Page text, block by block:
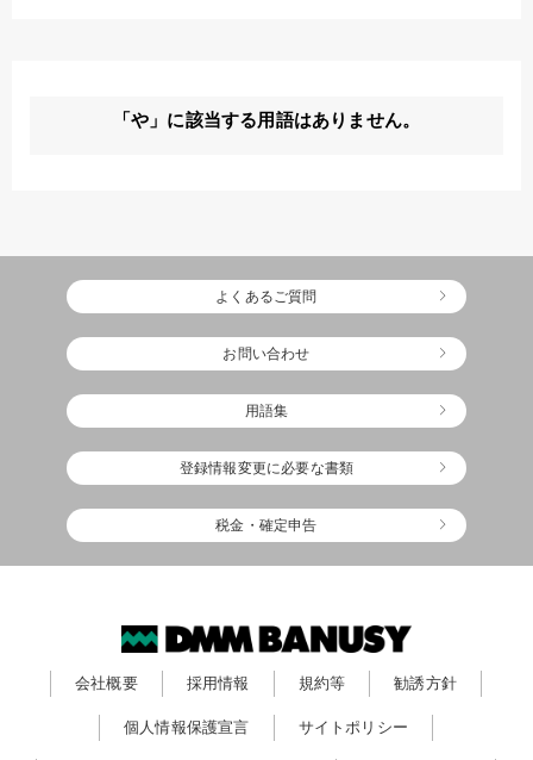
「や」に該当する用語はありません。
よくあるご質問
お問い合わせ
用語集
登録情報変更に必要な書類
税金・確定申告
会社概要 採用情報 規約等 勧誘方針
個人情報保護宣言 サイトポリシー